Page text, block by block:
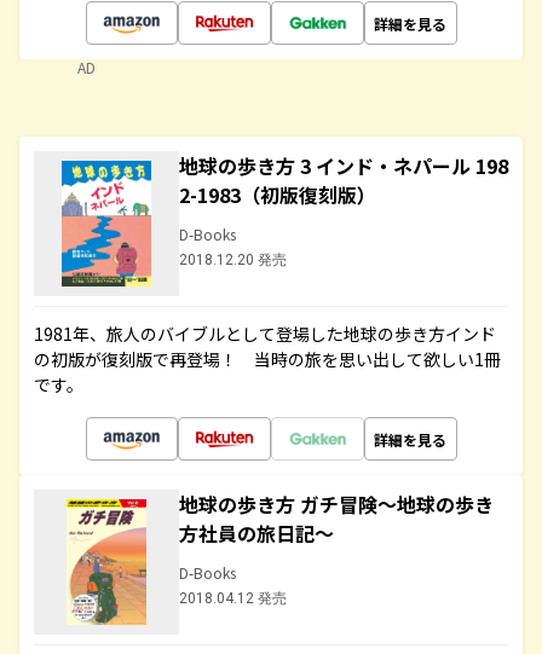
詳細を見る
AD
地球の歩き方 3 インド・ネパール 198
2-1983（初版復刻版）
D-Books
2018.12.20 発売
1981年、旅人のバイブルとして登場した地球の歩き方インド
の初版が復刻版で再登場！ 当時の旅を思い出して欲しい1冊
です。
詳細を見る
地球の歩き方 ガチ冒険～地球の歩き
方社員の旅日記～
D-Books
2018.04.12 発売